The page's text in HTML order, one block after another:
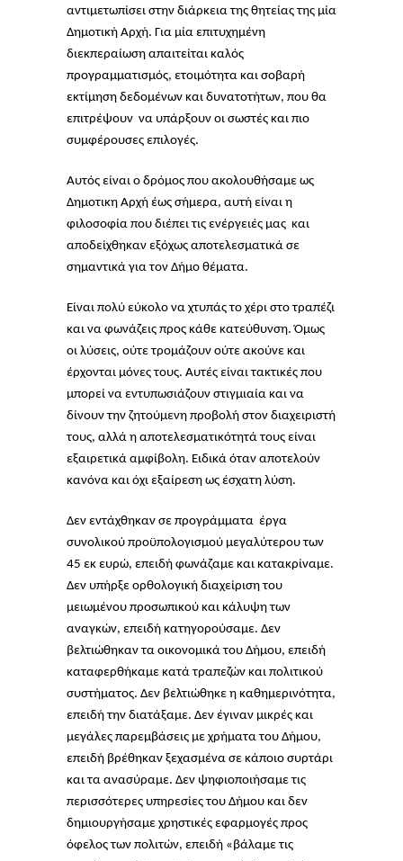
αντιμετωπίσει στην διάρκεια της θητείας της μία
Δημοτική Αρχή. Για μία επιτυχημένη
διεκπεραίωση απαιτείται καλός
προγραμματισμός, ετοιμότητα και σοβαρή
εκτίμηση δεδομένων και δυνατοτήτων, που θα
επιτρέψουν να υπάρξουν οι σωστές και πιο
συμφέρουσες επιλογές.
Αυτός είναι ο δρόμος που ακολουθήσαμε ως
Δημοτικη Αρχή έως σήμερα, αυτή είναι η
φιλοσοφία που διέπει τις ενέργειές μας και
αποδείχθηκαν εξόχως αποτελεσματικά σε
σημαντικά για τον Δήμο θέματα.
Είναι πολύ εύκολο να χτυπάς το χέρι στο τραπέζι
και να φωνάζεις προς κάθε κατεύθυνση. Όμως
οι λύσεις, ούτε τρομάζουν ούτε ακούνε και
έρχονται μόνες τους. Αυτές είναι τακτικές που
μπορεί να εντυπωσιάζουν στιγμιαία και να
δίνουν την ζητούμενη προβολή στον διαχειριστή
τους, αλλά η αποτελεσματικότητά τους είναι
εξαιρετικά αμφίβολη. Ειδικά όταν αποτελούν
κανόνα και όχι εξαίρεση ως έσχατη λύση.
Δεν εντάχθηκαν σε προγράμματα έργα
συνολικού προϋπολογισμού μεγαλύτερου των
45 εκ ευρώ, επειδή φωνάζαμε και κατακρίναμε.
Δεν υπήρξε ορθολογική διαχείριση του
μειωμένου προσωπικού και κάλυψη των
αναγκών, επειδή κατηγορούσαμε. Δεν
βελτιώθηκαν τα οικονομικά του Δήμου, επειδή
καταφερθήκαμε κατά τραπεζών και πολιτικού
συστήματος. Δεν βελτιώθηκε η καθημερινότητα,
επειδή την διατάξαμε. Δεν έγιναν μικρές και
μεγάλες παρεμβάσεις με χρήματα του Δήμου,
επειδή βρέθηκαν ξεχασμένα σε κάποιο συρτάρι
και τα ανασύραμε. Δεν ψηφιοποιήσαμε τις
περισσότερες υπηρεσίες του Δήμου και δεν
δημιουργήσαμε χρηστικές εφαρμογές προς
όφελος των πολιτών, επειδή «βάλαμε τις